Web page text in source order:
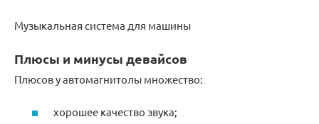
Музыкальная система для машины
Плюсы и минусы девайсов
Плюсов у автомагнитолы множество:
хорошее качество звука;